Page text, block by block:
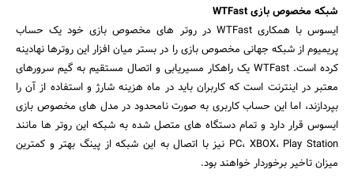
شبکه مخصوص بازی WTFast
ایسوس با همکاری WTFast در روتر های مخصوص بازی خود یک حساب
پریمیوم از شبکه جهانی مخصوص بازی را در بستر میان افزار این روترها نهادینه
کرده است. WTFast یک راهکار مسیریابی و اتصال مستقیم به گیم سرورهای
معتبر در اینترنت است که کاربران باید در ماه هزینه شارژ و استفاده از آن را
بپردازند، اما این حساب کاربری به صورت نامحدود در مدل های مخصوص بازی
ایسوس قرار دارد و تمام دستگاه های متصل شده به شبکه این روتر ها مانند
PC، XBOX، Play Station نیز با اتصال به این شبکه از پینگ بهتر و کمترین
میزان تاخیر برخوردار خواهند بود.